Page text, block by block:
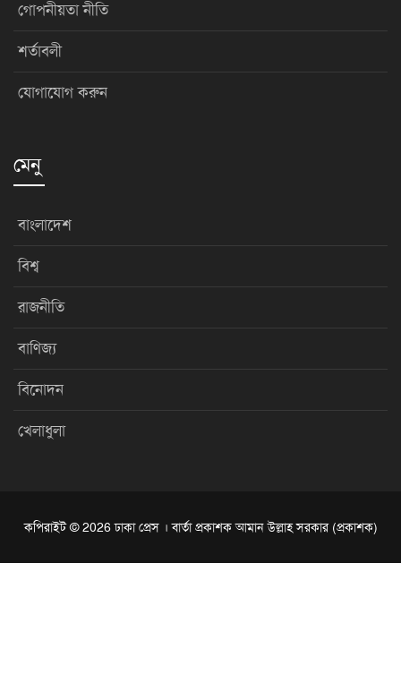
গোপনীয়তা নীতি
শর্তাবলী
যোগাযোগ করুন
মেনু
বাংলাদেশ
বিশ্ব
রাজনীতি
বাণিজ্য
বিনোদন
খেলাধুলা
কপিরাইট © 2026 ঢাকা প্রেস । বার্তা প্রকাশক আমান উল্লাহ সরকার (প্রকাশক)